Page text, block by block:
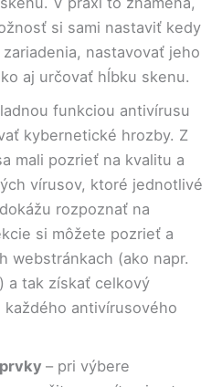
si sami nastaviť kedy
nastavovať jeho
aj určovať hĺbku skenu.
funkciou antivírusu
kybernetické hrozby. Z
mali pozrieť na kvalitu a
vírusov, ktoré jednotlivé
rozpoznať na
si môžete pozrieť a
webstránkach (ako napr.
) a tak získať celkový
antivírusového
– pri výbere